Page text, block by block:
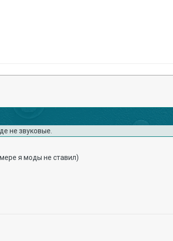
не звуковые.
я моды не ставил)